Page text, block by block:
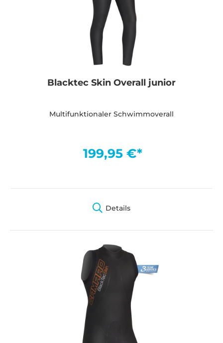
Blacktec Skin Overall junior
Multifunktionaler Schwimmoverall
199,95 €*
Details